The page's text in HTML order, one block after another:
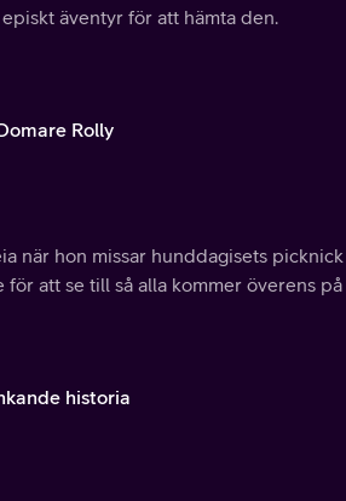
äventyr för att hämta den.
Rolly
när hon missar hunddagisets
för att se till så alla kommer överens
historia